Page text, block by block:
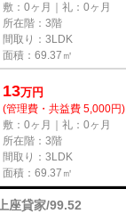
敷：0ヶ月｜礼：0ヶ月
所在階：3階
間取り：3LDK
面積：69.37㎡
13万円
(管理費・共益費 5,000円)
敷：0ヶ月｜礼：0ヶ月
所在階：3階
間取り：3LDK
面積：69.37㎡
座貸家/99.52